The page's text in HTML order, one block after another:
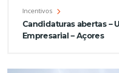
Incentivos
Candidaturas abertas –
Empresarial – Açores